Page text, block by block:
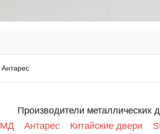
Антарес
Производители металлических
МД
Антарес Китайские двери